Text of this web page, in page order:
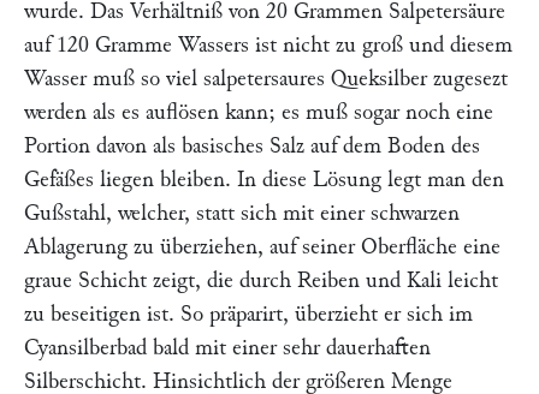
wurde. Das Verhältniß von 20 Grammen Salpetersäure
auf 120 Gramme Wassers ist nicht zu groß und diesem
Wasser muß so viel salpetersaures Queksilber zugesezt
werden als es auflösen kann; es muß sogar noch eine
Portion davon als basisches Salz auf dem Boden des
Gefäßes liegen bleiben. In diese Lösung legt man den
Gußstahl, welcher, statt sich mit einer schwarzen
Ablagerung zu überziehen, auf seiner Oberfläche eine
graue Schicht zeigt, die durch Reiben und Kali leicht
zu beseitigen ist. So präparirt, überzieht er sich im
Cyansilberbad bald mit einer sehr dauerhaften
Silberschicht. Hinsichtlich der größeren Menge